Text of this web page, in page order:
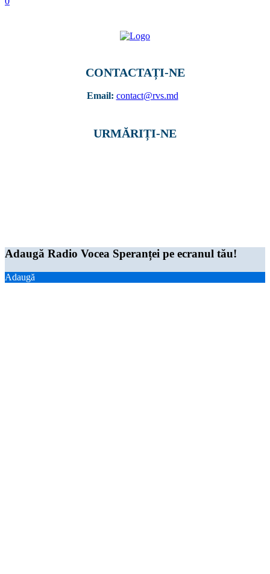
CONTACTAȚI-NE
Email: contact@rvs.md
URMĂRIȚI-NE
Adaugă Radio Vocea Speranței pe ecranul tău!
Adaugă